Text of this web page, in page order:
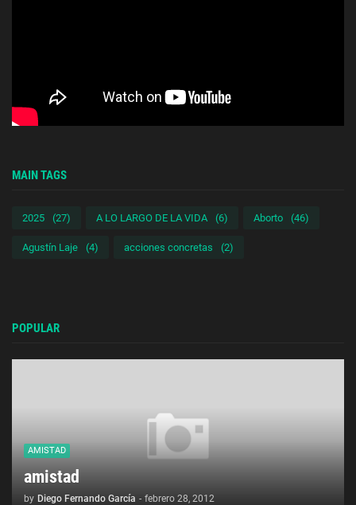
MAIN TAGS
2025 (27) A LO LARGO DE LA VIDA (6) Aborto (46)
Agustín Laje (4) acciones concretas (2)
POPULAR
AMISTAD
amistad
by Diego Fernando García - febrero 28, 2012